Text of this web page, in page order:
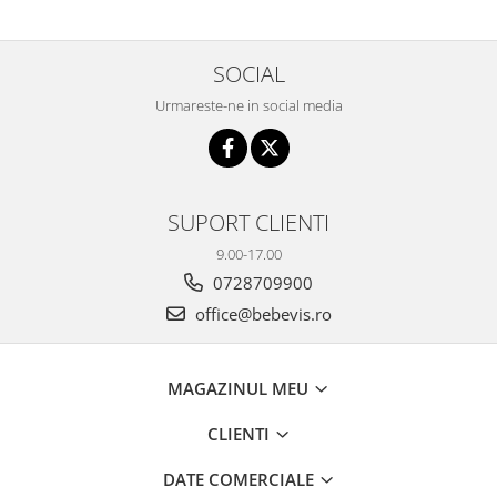
Umidificatoare electrice aer
Cantare bebelusi si adulti
Termometre camera si baie
SOCIAL
Urmareste-ne in social media
SUPORT CLIENTI
9.00-17.00
0728709900
office@bebevis.ro
MAGAZINUL MEU
CLIENTI
DATE COMERCIALE